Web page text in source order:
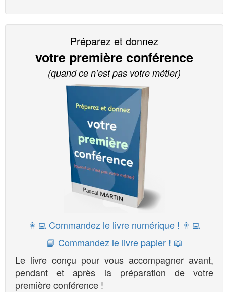
Préparez et donnez
votre première conférence
(quand ce n’est pas votre métier)
👩‍💻 Commandez le livre numérique ! 👨‍💻
📘 Commandez le livre papier ! 📖
Le livre conçu pour vous accompagner avant,
pendant et après la préparation de votre
première conférence !